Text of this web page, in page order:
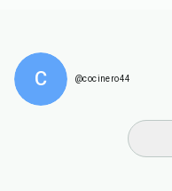
C @cocinero44